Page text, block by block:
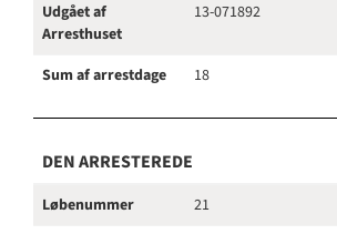
Udgået af
Arresthuset
13-071892
Sum af arrestdage 18
DEN ARRESTEREDE
Løbenummer
21